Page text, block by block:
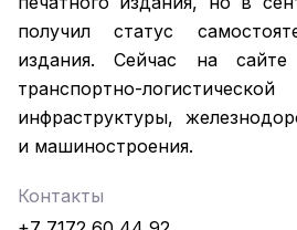
получил статус
издания. Сейчас на
транспортно-
инфраструктуры,
и машиностроения.
Контакты